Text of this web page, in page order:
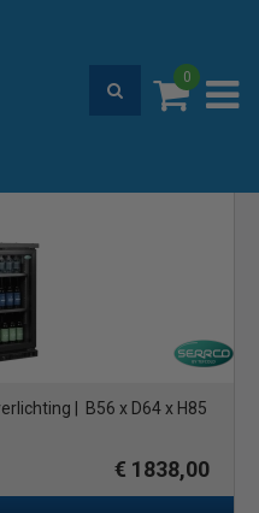
0
| B56 x D64 x H85
€ 1838,00